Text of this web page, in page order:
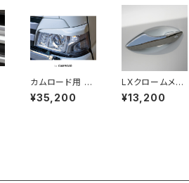
カムロード用 LX
カラードアイライ
ンガーニッシュ
¥35,200
LXクロームメッ
キドアハンドルカ
バー For LEXU
¥13,200